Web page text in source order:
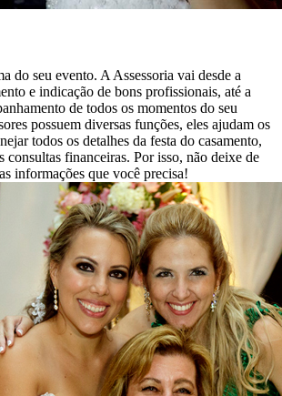
do seu evento. A Assessoria vai desde a
e indicação de bons profissionais, até a
de todos os momentos do seu
possuem diversas funções, eles ajudam os
todos os detalhes da festa do casamento,
consultas financeiras. Por isso, não deixe de
informações que você precisa!